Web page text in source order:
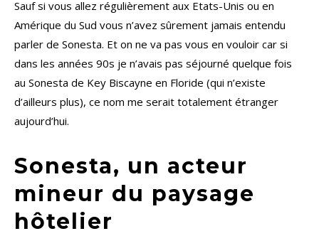
Sauf si vous allez régulièrement aux Etats-Unis ou en
Amérique du Sud vous n’avez sûrement jamais entendu
parler de Sonesta. Et on ne va pas vous en vouloir car si
dans les années 90s je n’avais pas séjourné quelque fois
au Sonesta de Key Biscayne en Floride (qui n’existe
d’ailleurs plus), ce nom me serait totalement étranger
aujourd’hui.
Sonesta, un acteur
mineur du paysage
hôtelier